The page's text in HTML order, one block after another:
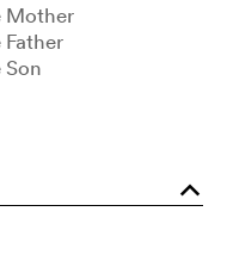
Mother
Father
Son
o